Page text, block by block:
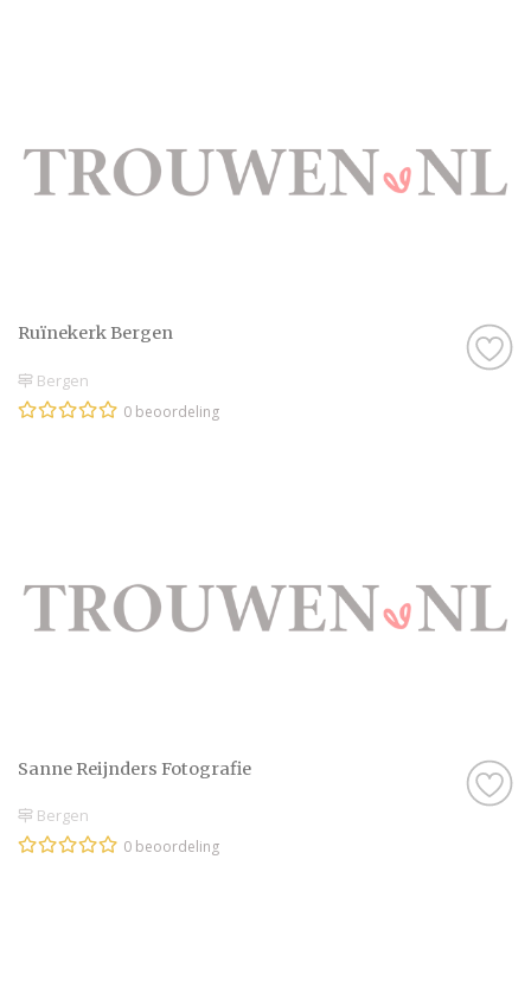
Ruïnekerk Bergen
Bergen
0 beoordeling
Sanne Reijnders Fotografie
Bergen
0 beoordeling